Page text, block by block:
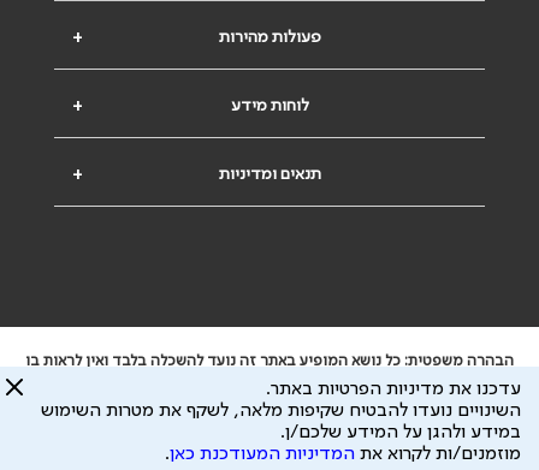
+ פעולות מהירות
+ לוחות מידע
+ תנאים ומדיניות
הבהרה משפטית: כל נושא המופיע באתר זה נועד להשכלה בלבד ואין לראות בו
ייעוץ רפואי או משפטי. אין הר"י אחראית לתוכן המתפרסם באתר זה ולכל נזק
שעלול להיגרם.
ידוע לי שהר"י אוספת ושומרת מידע אישי לצורך מתן השרות וכי חלק ממנו עשוי
להיות מועבר לצדדים שלישיים, הכל בכפוף למדיניות הפרטיות
עדכנו את מדיניות הפרטיות באתר.
השינויים נועדו להבטיח שקיפות מלאה, לשקף את מטרות השימוש
במידע ולהגן על המידע שלכם/ן.
מוזמנים/ות לקרוא את המדיניות המעודכנת כאן.